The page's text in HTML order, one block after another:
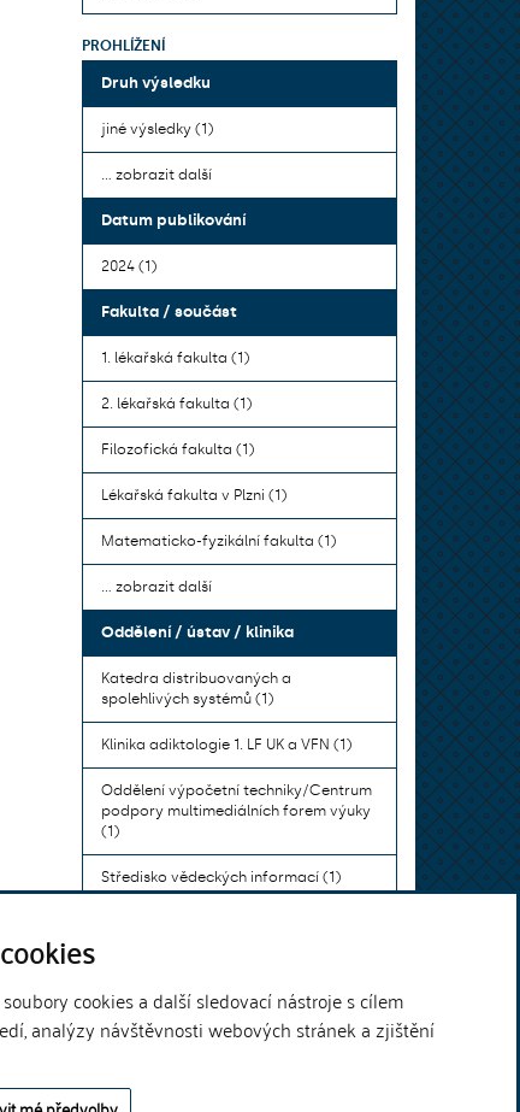
cookies a další sledovací nástroje s cílem
analýzy návštěvnosti webových stránek a zjištění
PROHLÍŽENÍ
Druh výsledku
jiné výsledky (1)
... zobrazit další
Datum publikování
2024 (1)
Fakulta / součást
1. lékařská fakulta (1)
2. lékařská fakulta (1)
Filozofická fakulta (1)
Lékařská fakulta v Plzni (1)
Matematicko-fyzikální fakulta (1)
... zobrazit další
Oddělení / ústav / klinika
Katedra distribuovaných a
spolehlivých systémů (1)
Klinika adiktologie 1. LF UK a VFN (1)
Oddělení výpočetní techniky/Centrum
podpory multimediálních forem výuky
(1)
Středisko vědeckých informací (1)